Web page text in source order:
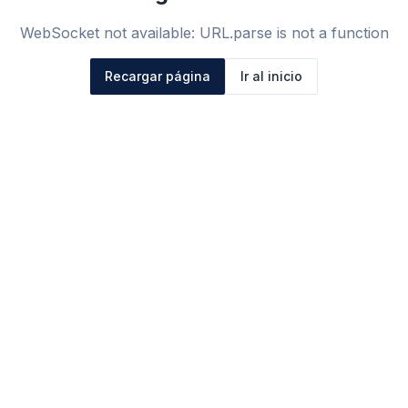
WebSocket not available: URL.parse is not a function
Recargar página Ir al inicio